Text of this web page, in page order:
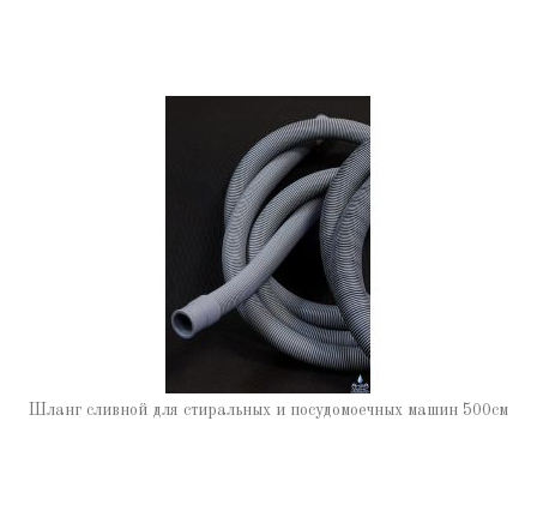
Шланг сливной для стиральных и посудомоечных машин 500см